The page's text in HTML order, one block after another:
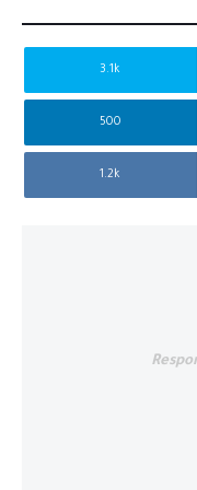
3.1k
500
1.2k